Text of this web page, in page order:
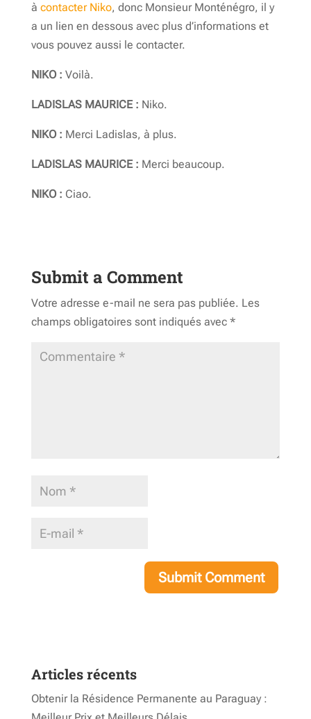
à contacter Niko, donc Monsieur Monténégro, il y
a un lien en dessous avec plus d’informations et
vous pouvez aussi le contacter.
NIKO : Voilà.
LADISLAS MAURICE : Niko.
NIKO : Merci Ladislas, à plus.
LADISLAS MAURICE : Merci beaucoup.
NIKO : Ciao.
Submit a Comment
Votre adresse e-mail ne sera pas publiée. Les
champs obligatoires sont indiqués avec *
Articles récents
Obtenir la Résidence Permanente au Paraguay :